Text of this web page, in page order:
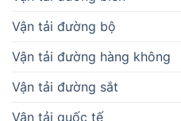
Vận tải đường bộ
Vận tải đường hàng không
Vận tải đường sắt
Vận tải quốc tế